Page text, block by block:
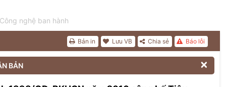
nghệ ban hành
Báo lỗi
Chia sẻ
Lưu VB
Bản in
BẢN 